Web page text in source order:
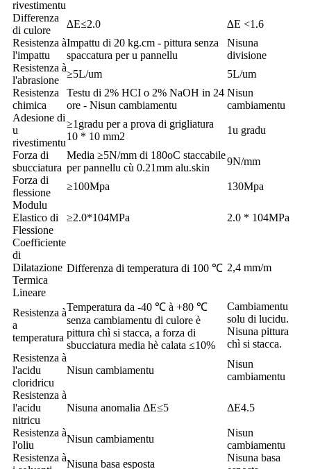
rivestimentu
Differenza
di culore
∆E≤2.0
∆E <1.6
Resistenza à
l'impattu
Impattu di 20 kg.cm - pittura senza
spaccatura per u pannellu
Nisuna
divisione
Resistenza à
l'abrasione
≥5L/um
5L/um
Resistenza
chimica
Testu di 2% HCI o 2% NaOH in 24
ore - Nisun cambiamentu
Nisun
cambiamentu
Adesione di
u
rivestimentu
≥1gradu per a prova di grigliatura
10 * 10 mm2
1u gradu
Forza di
sbucciatura
Media ≥5N/mm di 180oC staccabile
per pannellu cù 0.21mm alu.skin
9N/mm
Forza di
flessione
≥100Mpa
130Mpa
Modulu
Elastico di
Flessione
≥2.0*104MPa 2.0 * 104MPa
Coefficiente
di
Dilatazione
Termica
Lineare
Differenza di temperatura di 100 ℃ 2,4 mm/m
Resistenza à
a
temperatura
Temperatura da -40 ℃ à +80 ℃
senza cambiamentu di culore è
pittura chì si stacca, a forza di
sbucciatura media hè calata ≤10%
Cambiamentu
solu di lucidu.
Nisuna pittura
chì si stacca.
Resistenza à
l'acidu
cloridricu
Nisun cambiamentu
Nisun
cambiamentu
Resistenza à
l'acidu
nitricu
Nisuna anomalia ΔE≤5 ΔE4.5
Resistenza à
l'oliu
Nisun cambiamentu
Nisun
cambiamentu
Resistenza à
Nisuna basa esposta
Nisuna basa